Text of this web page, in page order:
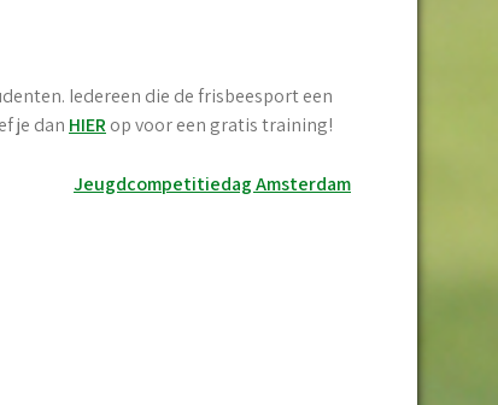
Iedereen die de frisbeesport een
je dan HIERop voor een gratis training!
Jeugdcompetitiedag Amsterdam